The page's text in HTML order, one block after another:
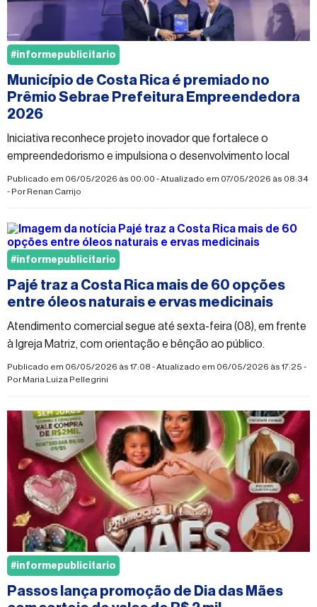
Município de Costa Rica é premiado no
Prêmio Sebrae Prefeitura Empreendedora
2026
Iniciativa reconhece projeto inovador que fortalece o
empreendedorismo e impulsiona o desenvolvimento local
Publicado em 06/05/2026 às 00:00 - Atualizado em 07/05/2026 às 08:34
- Por Renan Carrijo
#informepublicitario
Pajé traz a Costa Rica mais de 60 opções
entre óleos naturais e ervas medicinais
Atendimento comercial segue até sexta-feira (08), em frente
à Igreja Matriz, com orientação e bênção ao público.
Publicado em 06/05/2026 às 17:08 - Atualizado em 06/05/2026 às 17:25 -
Por Maria Luiza Pellegrini
#informepublicitario
Passos lança promoção de Dia das Mães
#informepublicitario